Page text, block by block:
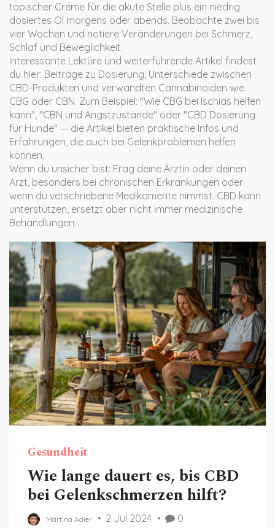
topischer Creme für die akute Stelle plus ein niedrig
dosiertes Öl morgens oder abends. Beobachte zwei bis
vier Wochen und notiere Veränderungen bei Schmerz,
Schlaf und Beweglichkeit.
Interessante Lektüre und weiterführende Artikel findest
du hier: Beiträge zu Dosierung, Unterschiede zwischen
CBD-Produkten und verwandten Cannabinoiden wie
CBG oder CBN. Zum Beispiel: "Wie CBG bei Ischias helfen
kann", "CBN und Angstzustände" oder "CBD Dosierung
für Hunde" — die Artikel bieten praktische Infos und
Erfahrungen, die auch bei Gelenkproblemen helfen
können.
Wenn du unsicher bist: Frag deine Ärztin oder deinen
Arzt, besonders bei chronischen Erkrankungen oder
wenn du verschriebene Medikamente nimmst. CBD kann
unterstützen, ersetzt aber nicht immer medizinische
Behandlungen.
Gesundheit
Wie lange dauert es, bis CBD
bei Gelenkschmerzen hilft?
Martina Adler 2 Jul 2024 0